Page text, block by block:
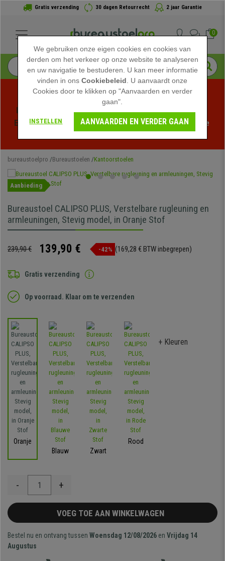
Gratis verzending 30 dagen Retourrecht 2 jaar Garantie
0
Profiteer van de Zomeruitverkoop bij bureaustoelpro!
Exclusieve kortingen voor een beperkte tijd - Bekijk de
bureaustoelpro Bureaustoelen Kantoorstoelen
Aanbieding
Bureaustoel CALIPSO PLUS, Verstelbare rugleuning en
armleuningen, Stevig model, in Oranje Stof
239,90 € 139,90 € -42% (169,28 € BTW inbegrepen)
Gratis verzending
Op voorraad. Klaar om te verzenden
Oranje
Blauw
Zwart
Rood
+ Kleuren
- +
VOEG TOE AAN WINKELWAGEN
Bestel nu en ontvang tussen Woensdag 12/08/2026 en Vrijdag 14
Augustus
We gebruiken onze eigen cookies en cookies van
derden om het verkeer op onze website te analyseren
en uw navigatie te bestuderen. U kan meer informatie
vinden in onsCookiebeleid . U aanvaardt onze
Cookies door te klikken op "Aanvaarden en verder
gaan".
INSTELLEN AANVAARDEN EN VERDER GAAN